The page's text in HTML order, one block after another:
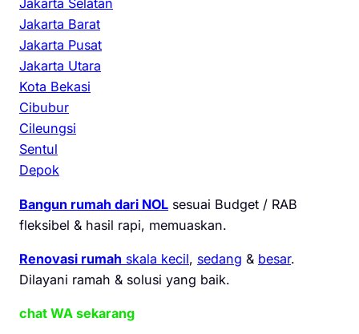
Jakarta Selatan
Jakarta Barat
Jakarta Pusat
Jakarta Utara
Kota Bekasi
Cibubur
Cileungsi
Sentul
Depok
Bangun rumah dari NOL sesuai Budget / RAB
fleksibel & hasil rapi, memuaskan.
Renovasi rumah skala kecil, sedang & besar.
Dilayani ramah & solusi yang baik.
chat WA sekarang